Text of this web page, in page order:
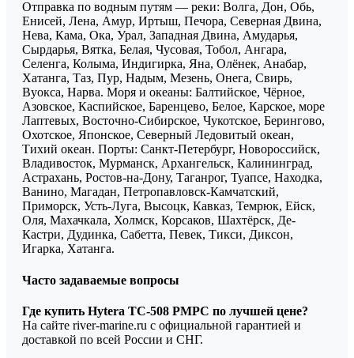
Отправка по водным путям — реки: Волга, Дон, Обь,
Енисей, Лена, Амур, Иртыш, Печора, Северная Двина,
Нева, Кама, Ока, Урал, Западная Двина, Амударья,
Сырдарья, Вятка, Белая, Чусовая, Тобол, Ангара,
Селенга, Колыма, Индигирка, Яна, Олёнек, Анабар,
Хатанга, Таз, Пур, Надым, Мезень, Онега, Свирь,
Вуокса, Нарва. Моря и океаны: Балтийское, Чёрное,
Азовское, Каспийское, Баренцево, Белое, Карское, море
Лаптевых, Восточно-Сибирское, Чукотское, Берингово,
Охотское, Японское, Северный Ледовитый океан,
Тихий океан. Порты: Санкт-Петербург, Новороссийск,
Владивосток, Мурманск, Архангельск, Калининград,
Астрахань, Ростов-на-Дону, Таганрог, Туапсе, Находка,
Ванино, Магадан, Петропавловск-Камчатский,
Приморск, Усть-Луга, Высоцк, Кавказ, Темрюк, Ейск,
Оля, Махачкала, Холмск, Корсаков, Шахтёрск, Де-
Кастри, Дудинка, Сабетта, Певек, Тикси, Диксон,
Игарка, Хатанга.
Часто задаваемые вопросы
Где купить Hytera TC-508 РМРС по лучшей цене?
На сайте river-marine.ru с официальной гарантией и
доставкой по всей России и СНГ.